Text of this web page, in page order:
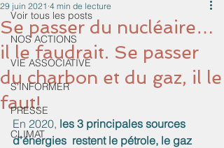
Voir tous les posts
NOS ACTIONS
VIE ASSOCIATIVE
S'INFORMER
PRESSE
CLIMAT
Se passer du nucléaire…
il le faudrait. Se passer
du charbon et du gaz, il le
faut!
29 juin 2021 4 min de lecture
En 2020, les 3 principales sources
d'énergies  restent le pétrole, le gaz